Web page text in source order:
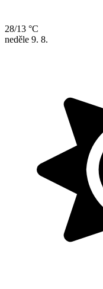
28/13 °C
neděle 9. 8.